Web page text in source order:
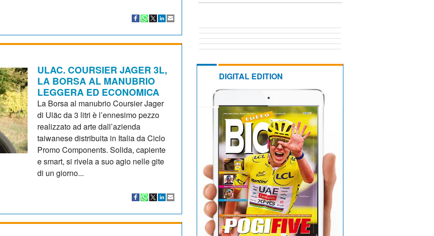
ULAC. COURSIER JAGER 3L,
LA BORSA AL MANUBRIO
LEGGERA ED ECONOMICA
La Borsa al manubrio Coursier Jager
di Uläc da 3 litri è l’ennesimo pezzo
realizzato ad arte dall’azienda
taiwanese distribuita in Italia da Ciclo
Promo Components. Solida, capiente
e smart, si rivela a suo agio nelle gite
di un giorno...
DIGITAL EDITION